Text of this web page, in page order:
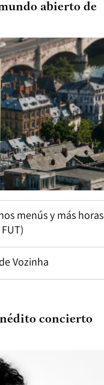
abierto de
menús y más horas
Vozinha
concierto